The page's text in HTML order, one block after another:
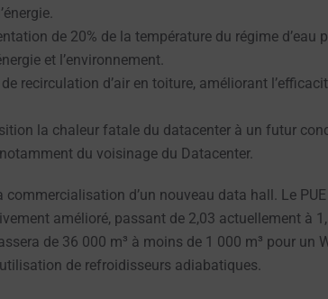
de 20% de la température du régime d’eau
et l’environnement.
recirculation d’air en toiture, améliorant
la chaleur fatale du datacenter à un futur
du voisinage du Datacenter.
d’un nouveau data hall. Le
amélioré, passant de 2,03 actuellement à
de 36 000 m³ à moins de 1 000 m³ pour un
de refroidisseurs adiabatiques.